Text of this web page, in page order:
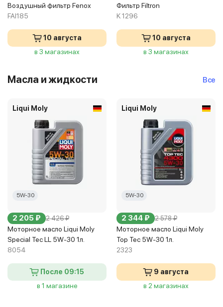
Воздушный фильтр Fenox
FAI185
10 августа
в 3 магазинах
Фильтр Filtron
K 1296
10 августа
в 3 магазинах
Масла и жидкости Все
Liqui Moly
5W-30
2 205 ₽ 2 426 ₽
Моторное масло Liqui Moly
Special Tec LL 5W-30 1л.
8054
После 09:15
в 1 магазине
Liqui Moly
5W-30
2 344 ₽ 2 578 ₽
Моторное масло Liqui Moly
Top Tec 5W-30 1л.
2323
9 августа
в 2 магазинах